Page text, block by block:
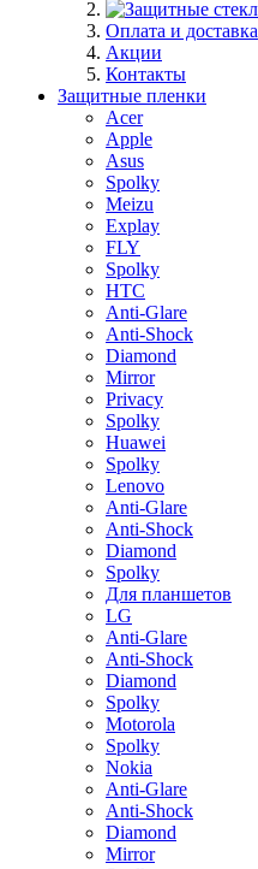
Оплата и доставка
Акции
Контакты
Защитные пленки
Acer
Apple
Asus
Spolky
Meizu
Explay
FLY
Spolky
HTC
Anti-Glare
Anti-Shock
Diamond
Mirror
Privacy
Spolky
Huawei
Spolky
Lenovo
Anti-Glare
Anti-Shock
Diamond
Spolky
Для планшетов
LG
Anti-Glare
Anti-Shock
Diamond
Spolky
Motorola
Spolky
Nokia
Anti-Glare
Anti-Shock
Diamond
Mirror